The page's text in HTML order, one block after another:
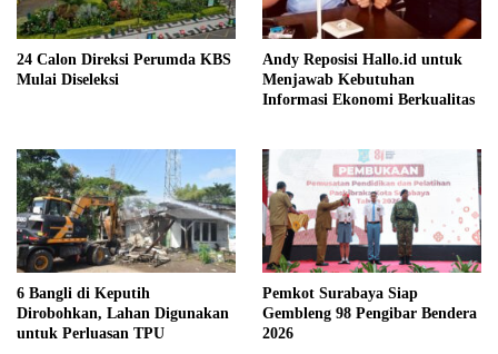
24 Calon Direksi Perumda KBS
Mulai Diseleksi
Andy Reposisi Hallo.id untuk
Menjawab Kebutuhan
Informasi Ekonomi Berkualitas
6 Bangli di Keputih
Dirobohkan, Lahan Digunakan
untuk Perluasan TPU
Pemkot Surabaya Siap
Gembleng 98 Pengibar Bendera
2026